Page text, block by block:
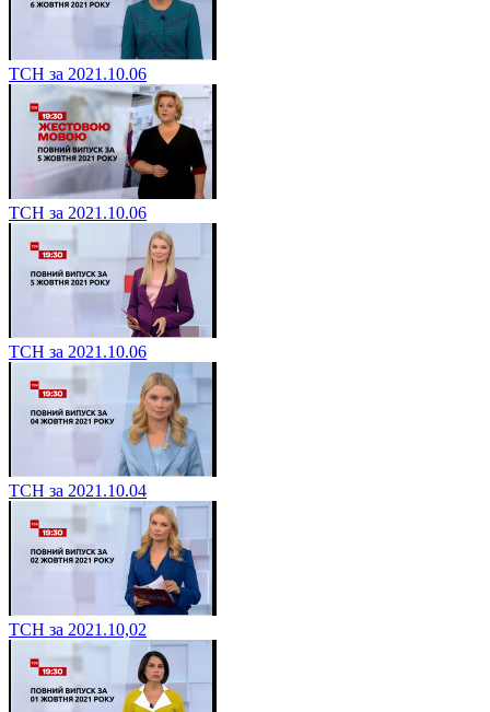
ТСН за 2021.10.06
ТСН за 2021.10.06
ТСН за 2021.10.06
ТСН за 2021.10.04
ТСН за 2021.10,02